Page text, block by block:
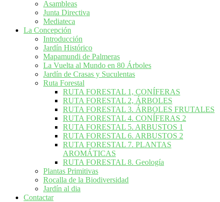
Asambleas
Junta Directiva
Mediateca
La Concepción
Introducción
Jardín Histórico
Mapamundi de Palmeras
La Vuelta al Mundo en 80 Árboles
Jardín de Crasas y Suculentas
Ruta Forestal
RUTA FORESTAL 1, CONÍFERAS
RUTA FORESTAL 2, ÁRBOLES
RUTA FORESTAL 3. ÁRBOLES FRUTALES
RUTA FORESTAL 4. CONÍFERAS 2
RUTA FORESTAL 5. ARBUSTOS 1
RUTA FORESTAL 6. ARBUSTOS 2
RUTA FORESTAL 7. PLANTAS
AROMÁTICAS
RUTA FORESTAL 8. Geología
Plantas Primitivas
Rocalla de la Biodiversidad
Jardín al dia
Contactar